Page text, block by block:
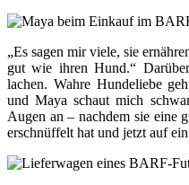
„Es sagen mir viele, sie
gut wie ihren Hund.“
lachen. Wahre Hundeliebe
und Maya schaut mich
Augen an – nachdem sie eine
erschnüffelt hat und jetzt auf